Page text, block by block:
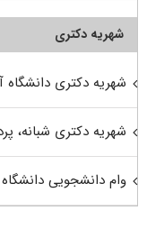
شهریه دکتری
شهریه دکتری دانشگاه
شهریه دکتری شبانه،
وام دانشجویی دانشگاه